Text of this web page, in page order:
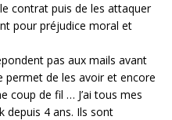
contrat puis de les attaquer
pour préjudice moral et
pas aux mails avant
permet de les avoir et encore
coup de fil … J’ai tous mes
depuis 4 ans. Ils sont